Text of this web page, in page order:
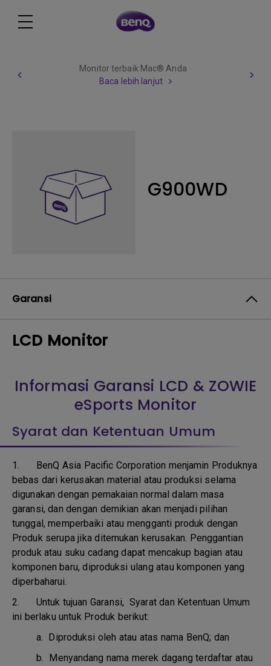
Monitor terbaik Mac® Anda
Baca lebih lanjut
G900WD
Garansi
LCD Monitor
Informasi Garansi LCD & ZOWIE
eSports Monitor
Syarat dan Ketentuan Umum
1. BenQ Asia Pacific Corporation menjamin Produknya
bebas dari kerusakan material atau produksi selama
digunakan dengan pemakaian normal dalam masa
garansi, dan dengan demikian akan menjadi pilihan
tunggal, memperbaiki atau mengganti produk dengan
Produk serupa jika ditemukan kerusakan. Penggantian
produk atau suku cadang dapat mencakup bagian atau
komponen baru, diproduksi ulang atau komponen yang
diperbaharui.
2. Untuk tujuan Garansi, Syarat dan Ketentuan Umum
ini berlaku untuk Produk berikut:
a. Diproduksi oleh atau atas nama BenQ; dan
b. Menyandang nama merek dagang terdaftar atau